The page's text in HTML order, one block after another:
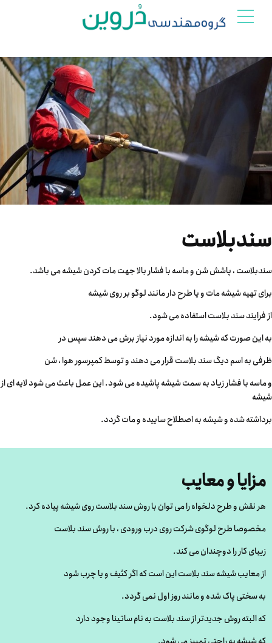
سندبلاست
سندبلاست ، پاشش شن و ماسه با فشار بالا جهت مات کردن شیشه می باشد.
برای تهیه شیشه مات و یا طرح دار مانند لوگو بر روی شیشه
از فرایند سند بلاست استفاده می شود.
به این صورت که شیشه را به اندازه مورد نیاز برش می دهند سپس در
ظرفی به اسم دیگ سند بلاست قرار می دهند و توسط کمپرسور هوا ، شن
و ماسه با فشار زیاد به سمت شیشه پاشیده می شود. این عمل باعث می شود لایه ای از
شیشه
برداشته شده و شیشه به اصطلاح ساییده و مات گردد.
مزایا و معایب
هر نقش و طرح دلخواه را می توان با روش سند بلاست روی شیشه پیاده کرد.
مخصوصا طرح لوگوی شرکت روی درب ورودی ، با روش سند بلاست
زیبای کار را دوچندان می کند.
از معایب شیشه سند بلاست این است که اگر کثیف و یا چرب شود
به سختی پاک شده و مانند روز اول نمی گردد.
که البته روش جدیدتر از سند بلاست به نام ساتینا وجود دارد